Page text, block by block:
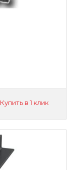
Купить в 1 клик